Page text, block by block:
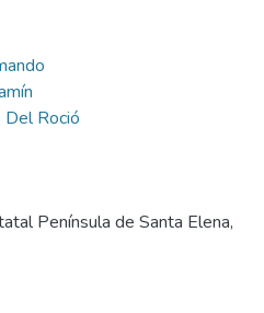
Del Roció
Península de Santa Elena,